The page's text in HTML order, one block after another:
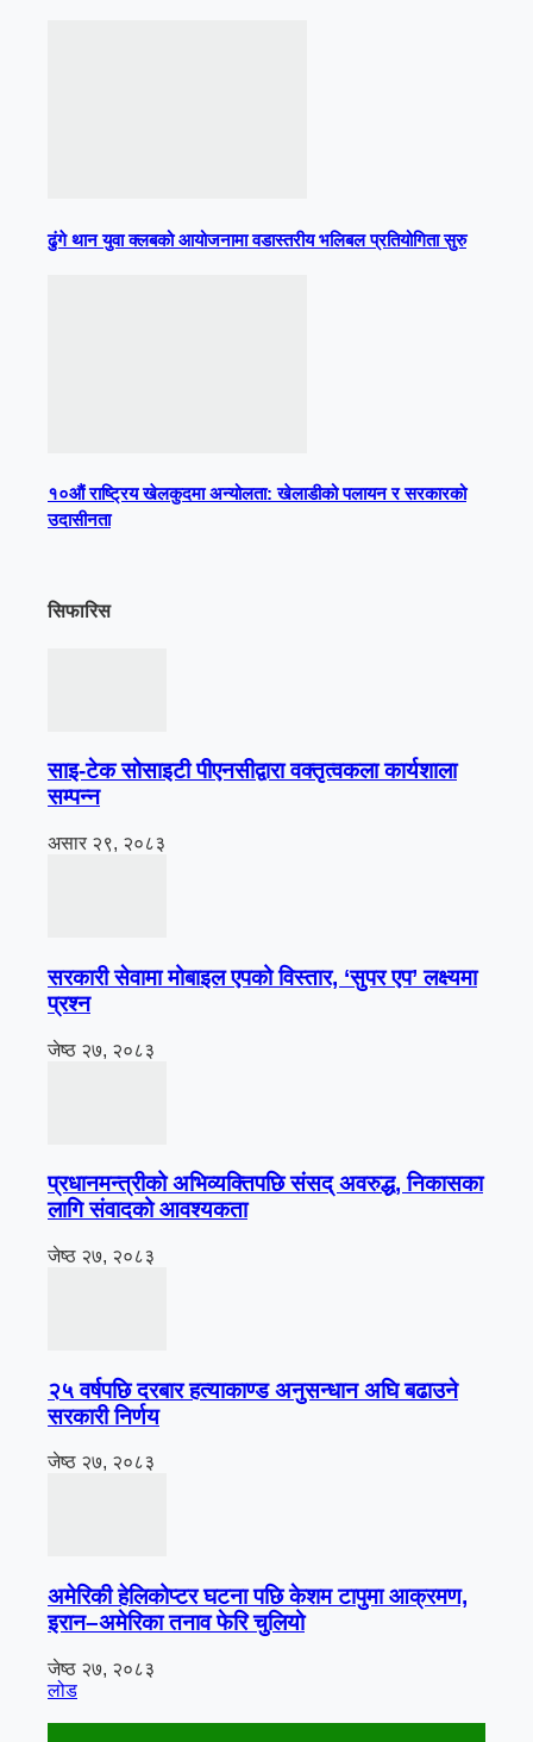
ढुंगे थान युवा क्लबको आयोजनामा वडास्तरीय भलिबल प्रतियोगिता सुरु
१०औं राष्ट्रिय खेलकुदमा अन्योलता: खेलाडीको पलायन र सरकारको
उदासीनता
सिफारिस
साइ-टेक सोसाइटी पीएनसीद्वारा वक्तृत्वकला कार्यशाला
सम्पन्न
असार २९, २०८३
सरकारी सेवामा मोबाइल एपको विस्तार, ‘सुपर एप’ लक्ष्यमा
प्रश्न
जेष्ठ २७, २०८३
प्रधानमन्त्रीको अभिव्यक्तिपछि संसद् अवरुद्ध, निकासका
लागि संवादको आवश्यकता
जेष्ठ २७, २०८३
२५ वर्षपछि दरबार हत्याकाण्ड अनुसन्धान अघि बढाउने
सरकारी निर्णय
जेष्ठ २७, २०८३
अमेरिकी हेलिकोप्टर घटना पछि केशम टापुमा आक्रमण,
इरान–अमेरिका तनाव फेरि चुलियो
जेष्ठ २७, २०८३
लोड